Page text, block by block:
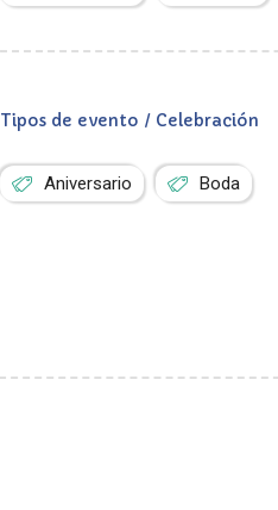
Tipos de evento / Celebración
Aniversario Boda